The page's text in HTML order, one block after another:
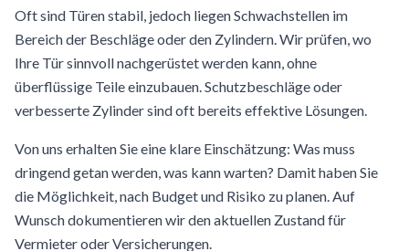
Oft sind Türen stabil, jedoch liegen Schwachstellen im
Bereich der Beschläge oder den Zylindern. Wir prüfen, wo
Ihre Tür sinnvoll nachgerüstet werden kann, ohne
überflüssige Teile einzubauen. Schutzbeschläge oder
verbesserte Zylinder sind oft bereits effektive Lösungen.
Von uns erhalten Sie eine klare Einschätzung: Was muss
dringend getan werden, was kann warten? Damit haben Sie
die Möglichkeit, nach Budget und Risiko zu planen. Auf
Wunsch dokumentieren wir den aktuellen Zustand für
Vermieter oder Versicherungen.